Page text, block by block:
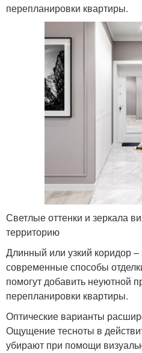
перепланировки квартиры.
Светлые оттенки и зеркала
территорию
Длинный или узкий коридор
современные способы
помогут добавить неуютной
перепланировки квартиры.
Оптические варианты
Ощущение тесноты в
убирают при помощи